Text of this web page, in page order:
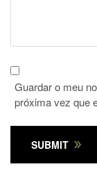
Guardar o meu
próxima vez que
SUBMIT